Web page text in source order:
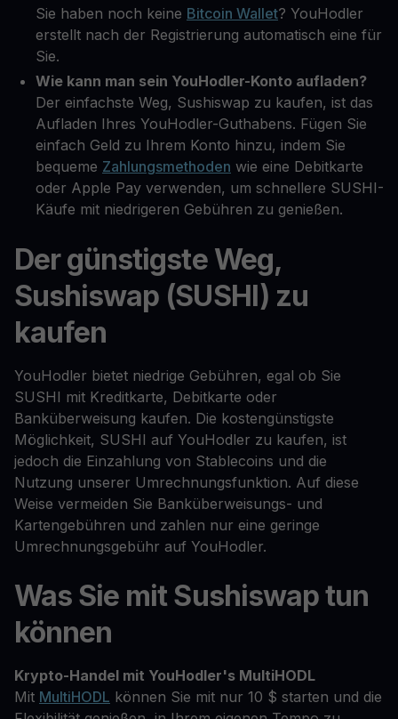
Sie haben noch keine Bitcoin Wallet? YouHodler
erstellt nach der Registrierung automatisch eine für
Sie.
Wie kann man sein YouHodler-Konto aufladen?
Der einfachste Weg, Sushiswap zu kaufen, ist das
Aufladen Ihres YouHodler-Guthabens. Fügen Sie
einfach Geld zu Ihrem Konto hinzu, indem Sie
bequeme Zahlungsmethoden wie eine Debitkarte
oder Apple Pay verwenden, um schnellere SUSHI-
Käufe mit niedrigeren Gebühren zu genießen.
Der günstigste Weg,
Sushiswap (SUSHI) zu
kaufen
YouHodler bietet niedrige Gebühren, egal ob Sie
SUSHI mit Kreditkarte, Debitkarte oder
Banküberweisung kaufen. Die kostengünstigste
Möglichkeit, SUSHI auf YouHodler zu kaufen, ist
jedoch die Einzahlung von Stablecoins und die
Nutzung unserer Umrechnungsfunktion. Auf diese
Weise vermeiden Sie Banküberweisungs- und
Kartengebühren und zahlen nur eine geringe
Umrechnungsgebühr auf YouHodler.
Was Sie mit Sushiswap tun
können
Krypto-Handel mit YouHodler's MultiHODL
Mit MultiHODL können Sie mit nur 10 $ starten und die